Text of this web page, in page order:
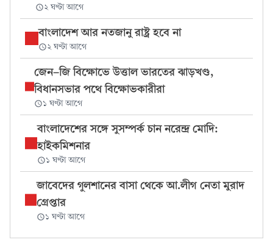
২ ঘণ্টা আগে
বাংলাদেশ আর নতজানু রাষ্ট্র হবে না
২ ঘণ্টা আগে
জেন-জি বিক্ষোভে উত্তাল ভারতের ঝাড়খণ্ড,
বিধানসভার পথে বিক্ষোভকারীরা
১ ঘণ্টা আগে
বাংলাদেশের সঙ্গে সুসম্পর্ক চান নরেন্দ্র মোদি:
হাইকমিশনার
১ ঘণ্টা আগে
জাবেদের গুলশানের বাসা থেকে আ.লীগ নেতা মুরাদ
গ্রেপ্তার
১ ঘণ্টা আগে